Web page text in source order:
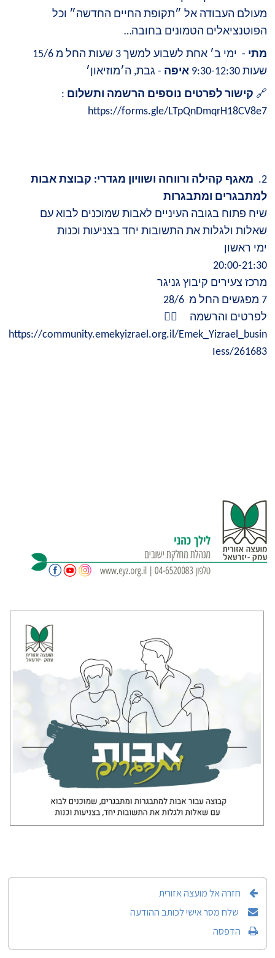
מעולם העבודה אל ״תקופת החיים החדשה״ וכל
הפוטנציאלים הטמונים בחובה…
מתי
- ימי ב׳ אחת לשבוע למשך 3 שעות החל מ 15/6
שעות 9:30-12:30
איפה - גבת, ה׳מוזיאון׳
🔗 קישור לפרטים נוספים הרשמה ותשלום :
https://forms.gle/LTpQnDmqrH18CV8e7
2.
מאגף קהילה ורווחה ושוויון מגדרי: קבוצת אבות
למתבגרים ומתבגרות
שיח פתוח בגובה העיניים לאבות שמוכנים לבוא עם
שאלות ולגלות את התשובות יחד בצניעות וכנות
ימי ראשון
20:00-21:30
מרכז צעירים קיבוץ גניגר
7 מפגשים החל מ 28/6
לפרטים והרשמה 👇🏻
https://community.emekyizrael.org.il/Emek_Yizrael_busin
ess/261683ו
חזרה אל מועצה אזורית
שלח מסר אישי לכותב ההודעה
הדפסה